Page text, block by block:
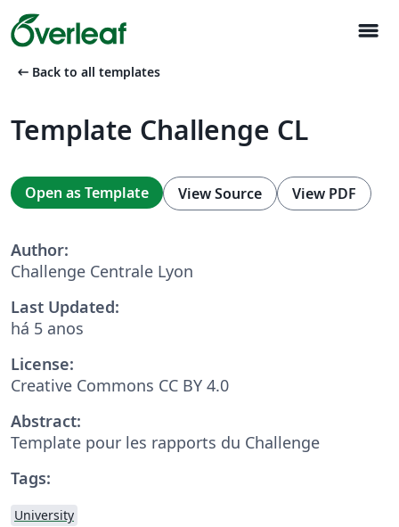
menu
arrow_left_alt Back to all templates
Template Challenge CL
Open as Template View Source View PDF
Author:
Challenge Centrale Lyon
Last Updated:
há 5 anos
License:
Creative Commons CC BY 4.0
Abstract:
Template pour les rapports du Challenge
Tags:
University